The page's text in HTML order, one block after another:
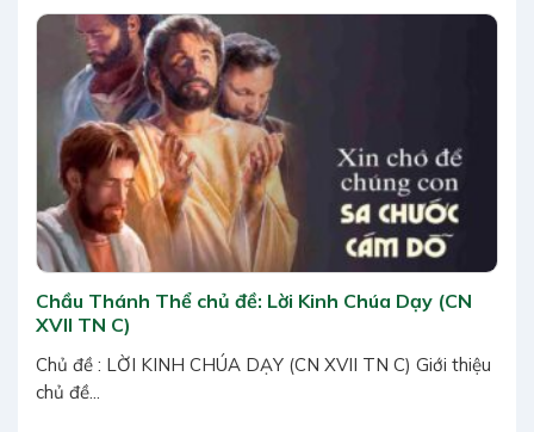
Chầu Thánh Thể chủ đề: Lời Kinh Chúa Dạy (CN
XVII TN C)
Chủ đề : LỜI KINH CHÚA DẠY (CN XVII TN C) Giới thiệu
chủ đề...